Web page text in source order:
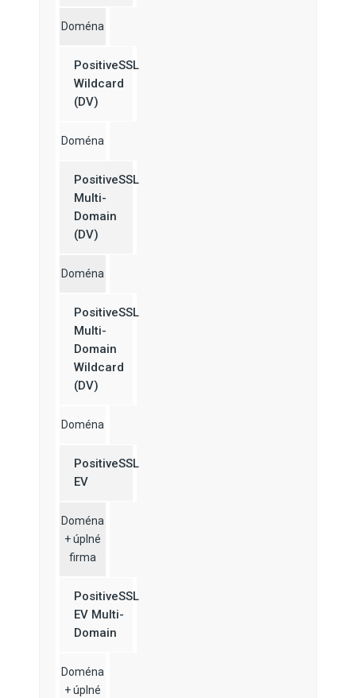
Doména
PositiveSSL
Wildcard
(DV)
Doména
PositiveSSL
Multi-
Domain
(DV)
Doména
PositiveSSL
Multi-
Domain
Wildcard
(DV)
Doména
PositiveSSL
EV
Doména
+ úplné
firma
PositiveSSL
EV Multi-
Domain
Doména
+ úplné